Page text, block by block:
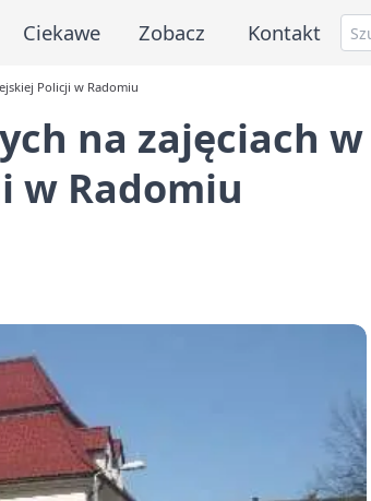
Ciekawe Zobacz Kontakt
Policji w Radomiu
na zajęciach w
w Radomiu